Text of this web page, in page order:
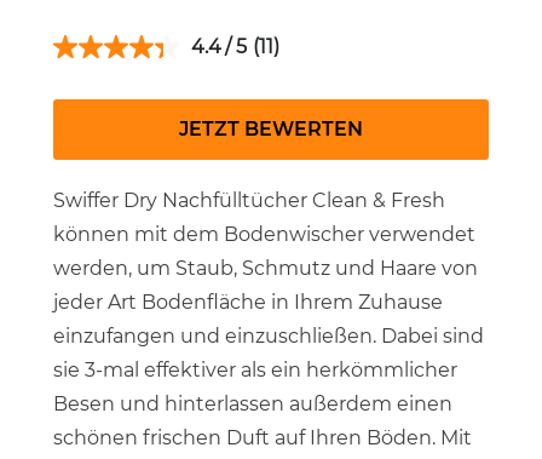
4.4 (11)
JETZT BEWERTEN
Swiffer Dry Nachfülltücher Clean & Fresh
können mit dem Bodenwischer verwendet
werden, um Staub, Schmutz und Haare von
jeder Art Bodenfläche in Ihrem Zuhause
einzufangen und einzuschließen. Dabei sind
sie 3-mal effektiver als ein herkömmlicher
Besen und hinterlassen außerdem einen
schönen frischen Duft auf Ihren Böden. Mit